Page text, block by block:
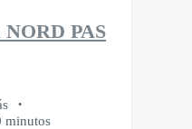
PAS
minutos